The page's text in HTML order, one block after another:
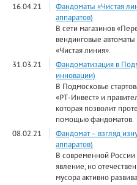
16.04.21
Фандоматы «Чистая
аппаратов)
В сети магазинов
вендинговые
«Чистая линия».
31.03.21
Фандоматизация в
инновации)
В Подмосковье
«РТ-Инвест» и
которая позволит
помощью фандоматов.
08.02.21
Фандомат – взгляд
аппаратов)
В современной
явление, но
мусора активно